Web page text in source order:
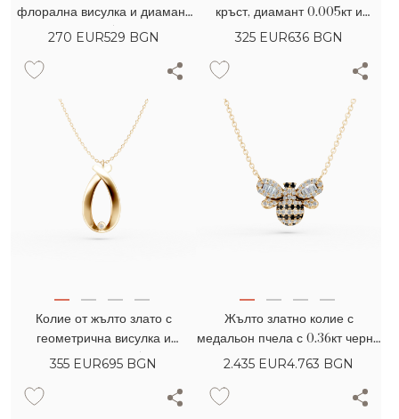
флорална висулка и диамант
0.005кт
270 EUR529 BGN
кръст, диамант 0.005кт и
култивирани перли
325 EUR636 BGN
Колие от жълто злато с
геометрична висулка и
диамант 0.005кт
355 EUR695 BGN
Жълто златно колие с
медальон пчела с 0.36кт черни
диаманти и безцветни багетни
2.435 EUR4.763 BGN